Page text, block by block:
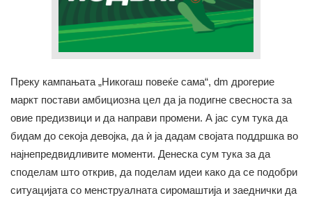
Преку кампањата „Никогаш повеќе сама“, dm дрогерие
маркт постави амбициозна цел да ја подигне свесноста за
овие предизвици и да направи промени. А јас сум тука да
бидам до секоја девојка, да ѝ ја дадам својата поддршка во
најнепредвидливите моменти. Денеска сум тука за да
споделам што открив, да поделам идеи како да се подобри
ситуацијата со менструалната сиромаштија и заеднички да